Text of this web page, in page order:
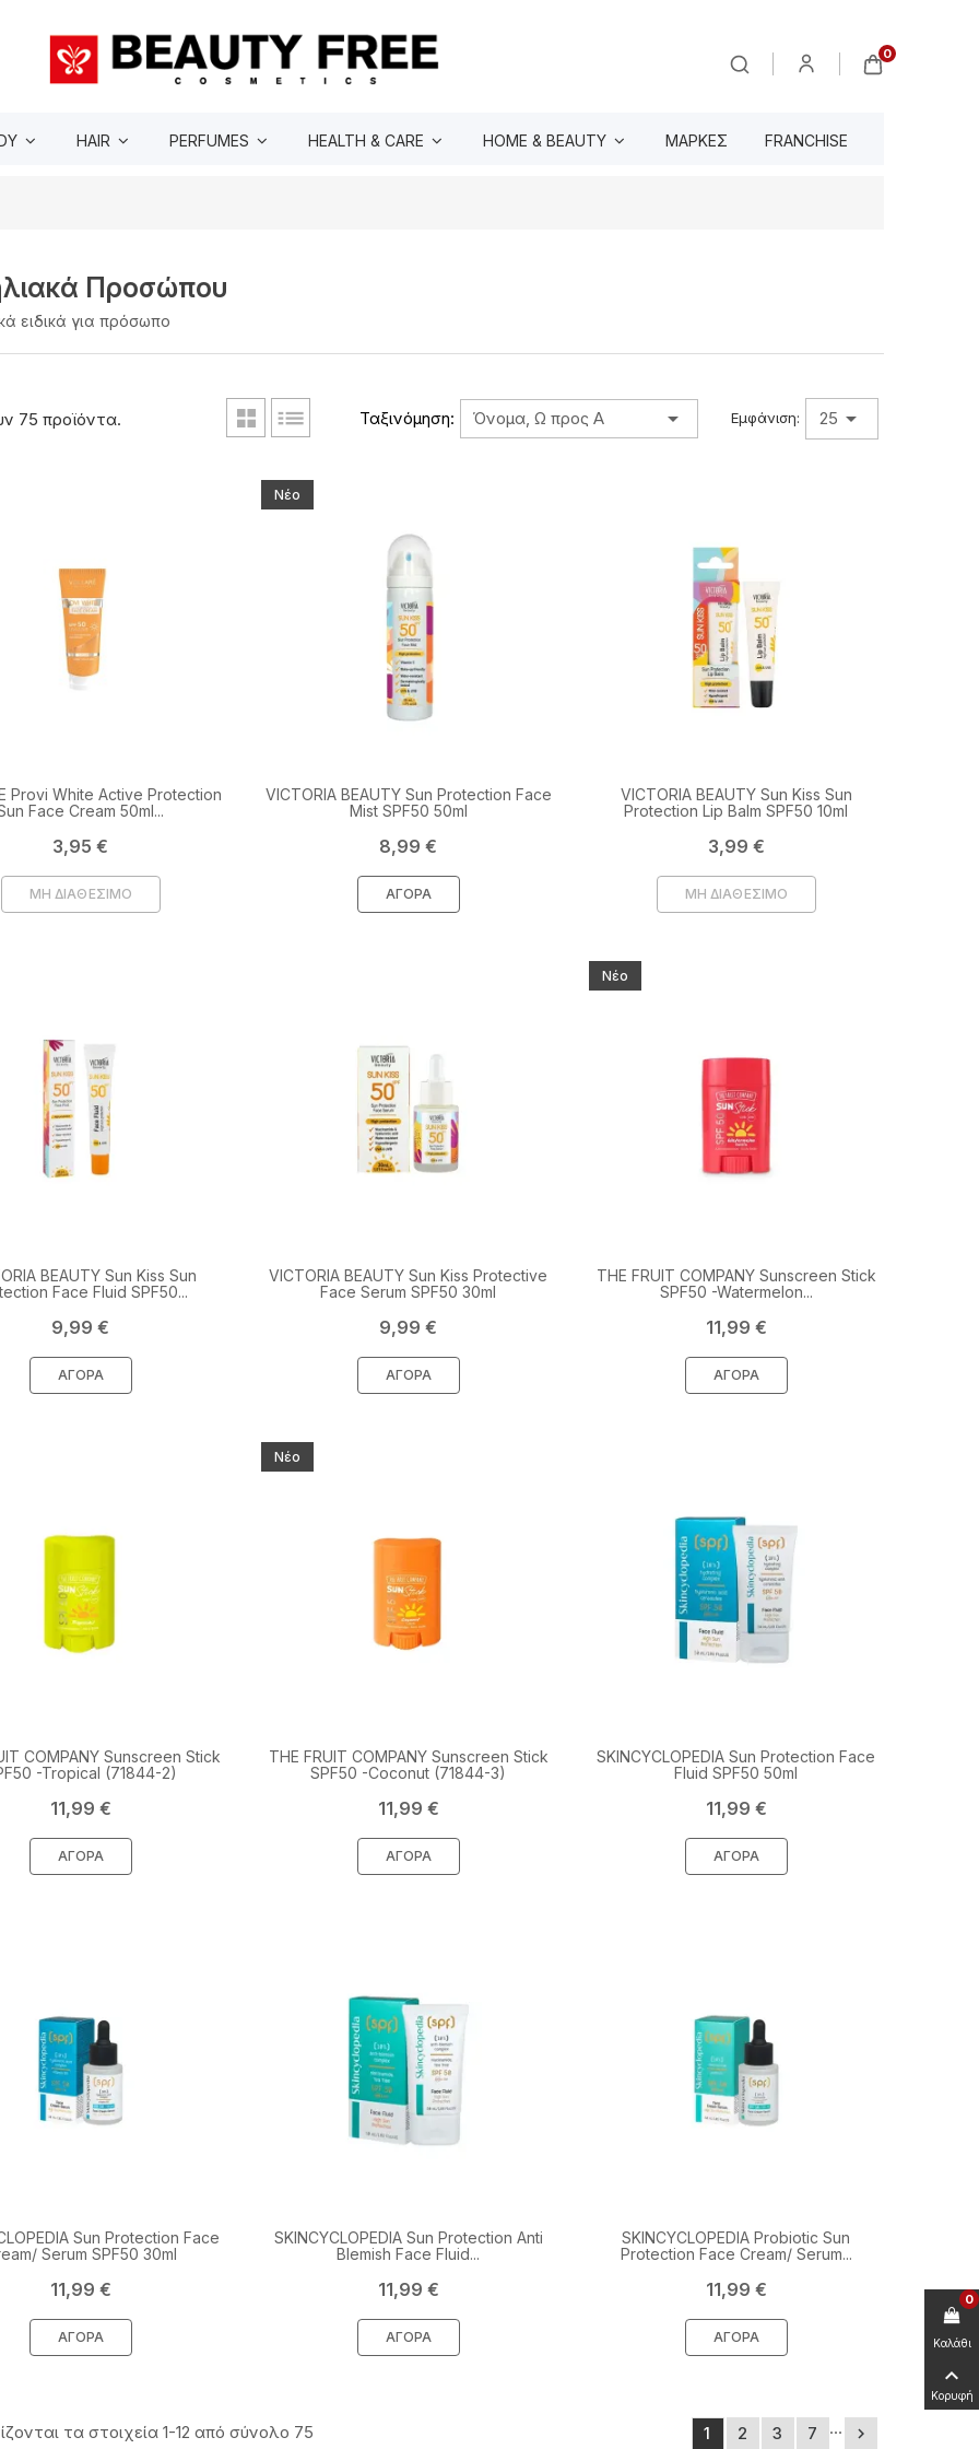
0
HAIR PERFUMES HEALTH & CARE HOME & BEAUTY ΜΆΡΚΕΣ FRANCHISE
Προσώπου
ειδικά για πρόσωπο
75 προϊόντα. Ταξινόμηση: Όνομα, Ω προς Α  Εμφάνιση: 25 
Provi White Active Protection
Face Cream 50ml...
Τιμή
3,95 €
ΜΗ ΔΙΑΘΕΣΙΜΟ
Νέο
VICTORIA BEAUTY Sun Protection Face
Mist SPF50 50ml
Τιμή
8,99 €
ΑΓΟΡΆ
VICTORIA BEAUTY Sun Kiss Sun
Protection Lip Balm SPF50 10ml
Τιμή
3,99 €
ΜΗ ΔΙΑΘΕΣΙΜΟ
BEAUTY Sun Kiss Sun
Face Fluid SPF50...
Τιμή
9,99 €
ΑΓΟΡΆ
VICTORIA BEAUTY Sun Kiss Protective
Face Serum SPF50 30ml
Τιμή
9,99 €
ΑΓΟΡΆ
Νέο
THE FRUIT COMPANY Sunscreen Stick
SPF50 -Watermelon...
Τιμή
11,99 €
ΑΓΟΡΆ
COMPANY Sunscreen Stick
-Tropical (71844-2)
Τιμή
11,99 €
ΑΓΟΡΆ
Νέο
THE FRUIT COMPANY Sunscreen Stick
SPF50 -Coconut (71844-3)
Τιμή
11,99 €
ΑΓΟΡΆ
SKINCYCLOPEDIA Sun Protection Face
Fluid SPF50 50ml
Τιμή
11,99 €
ΑΓΟΡΆ
Sun Protection Face
Serum SPF50 30ml
Τιμή
11,99 €
ΑΓΟΡΆ
SKINCYCLOPEDIA Sun Protection Anti
Blemish Face Fluid...
Τιμή
11,99 €
ΑΓΟΡΆ
SKINCYCLOPEDIA Probiotic Sun
Protection Face Cream/ Serum...
Τιμή
11,99 €
ΑΓΟΡΆ
τα στοιχεία 1-12 από σύνολο 75 1 2 3 …
7 
Καλάθι
0

Κορυφή